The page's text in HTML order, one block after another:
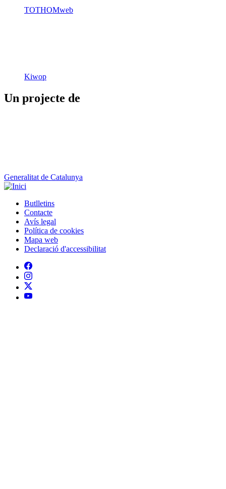
TOTHOMweb
Kiwop
Un projecte de
Generalitat de Catalunya
Peu
Butlletins
Contacte
Avís legal
Política de cookies
Mapa web
Declaració d'accessibilitat